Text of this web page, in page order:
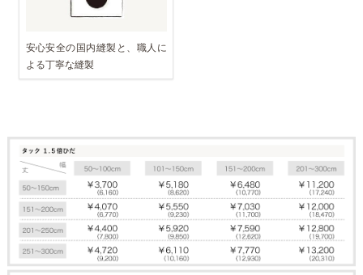
安心安全の国内縫製と、職人に
よる丁寧な縫製